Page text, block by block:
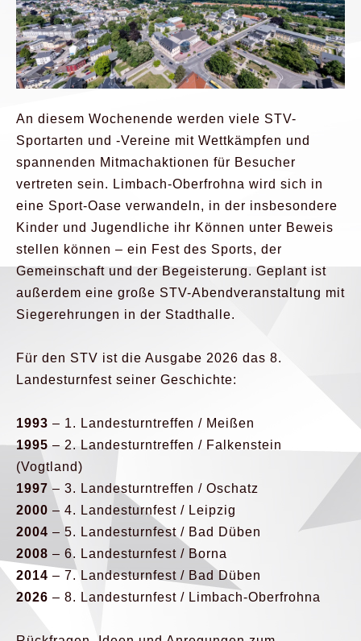
An diesem Wochenende werden viele STV-
Sportarten und -Vereine mit Wettkämpfen und
spannenden Mitmachaktionen für Besucher
vertreten sein. Limbach-Oberfrohna wird sich in
eine Sport-Oase verwandeln, in der insbesondere
Kinder und Jugendliche ihr Können unter Beweis
stellen können – ein Fest des Sports, der
Gemeinschaft und der Begeisterung. Geplant ist
außerdem eine große STV-Abendveranstaltung mit
Siegerehrungen in der Stadthalle.
Für den STV ist die Ausgabe 2026 das 8.
Landesturnfest seiner Geschichte:
1993 – 1. Landesturntreffen / Meißen
1995 – 2. Landesturntreffen / Falkenstein
(Vogtland)
1997 – 3. Landesturntreffen / Oschatz
2000 – 4. Landesturnfest / Leipzig
2004 – 5. Landesturnfest / Bad Düben
2008 – 6. Landesturnfest / Borna
2014 – 7. Landesturnfest / Bad Düben
2026 – 8. Landesturnfest / Limbach-Oberfrohna